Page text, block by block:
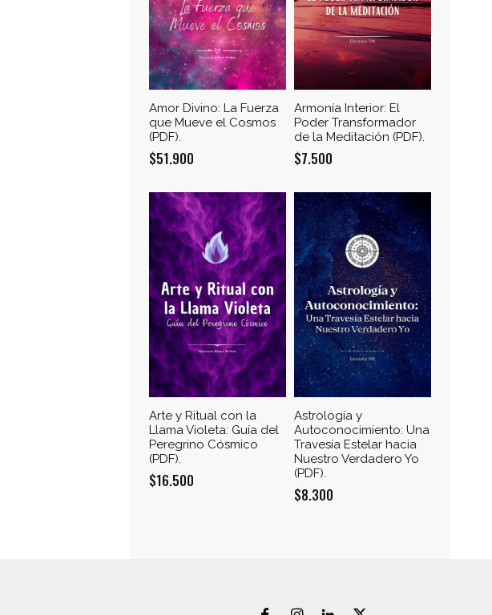
Amor Divino: La Fuerza
que Mueve el Cosmos
(PDF).
$51.900
Armonía Interior: El
Poder Transformador
de la Meditación (PDF).
$7.500
Arte y Ritual con la
Llama Violeta: Guía del
Peregrino Cósmico
(PDF).
$16.500
Astrología y
Autoconocimiento: Una
Travesía Estelar hacia
Nuestro Verdadero Yo
(PDF).
$8.300